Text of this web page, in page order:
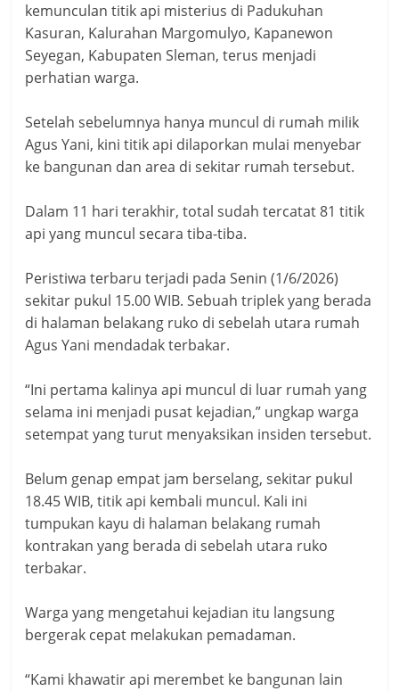
kemunculan titik api misterius di Padukuhan
Kasuran, Kalurahan Margomulyo, Kapanewon
Seyegan, Kabupaten Sleman, terus menjadi
perhatian warga.
Setelah sebelumnya hanya muncul di rumah milik
Agus Yani, kini titik api dilaporkan mulai menyebar
ke bangunan dan area di sekitar rumah tersebut.
Dalam 11 hari terakhir, total sudah tercatat 81 titik
api yang muncul secara tiba-tiba.
Peristiwa terbaru terjadi pada Senin (1/6/2026)
sekitar pukul 15.00 WIB. Sebuah triplek yang berada
di halaman belakang ruko di sebelah utara rumah
Agus Yani mendadak terbakar.
“Ini pertama kalinya api muncul di luar rumah yang
selama ini menjadi pusat kejadian,” ungkap warga
setempat yang turut menyaksikan insiden tersebut.
Belum genap empat jam berselang, sekitar pukul
18.45 WIB, titik api kembali muncul. Kali ini
tumpukan kayu di halaman belakang rumah
kontrakan yang berada di sebelah utara ruko
terbakar.
Warga yang mengetahui kejadian itu langsung
bergerak cepat melakukan pemadaman.
“Kami khawatir api merembet ke bangunan lain